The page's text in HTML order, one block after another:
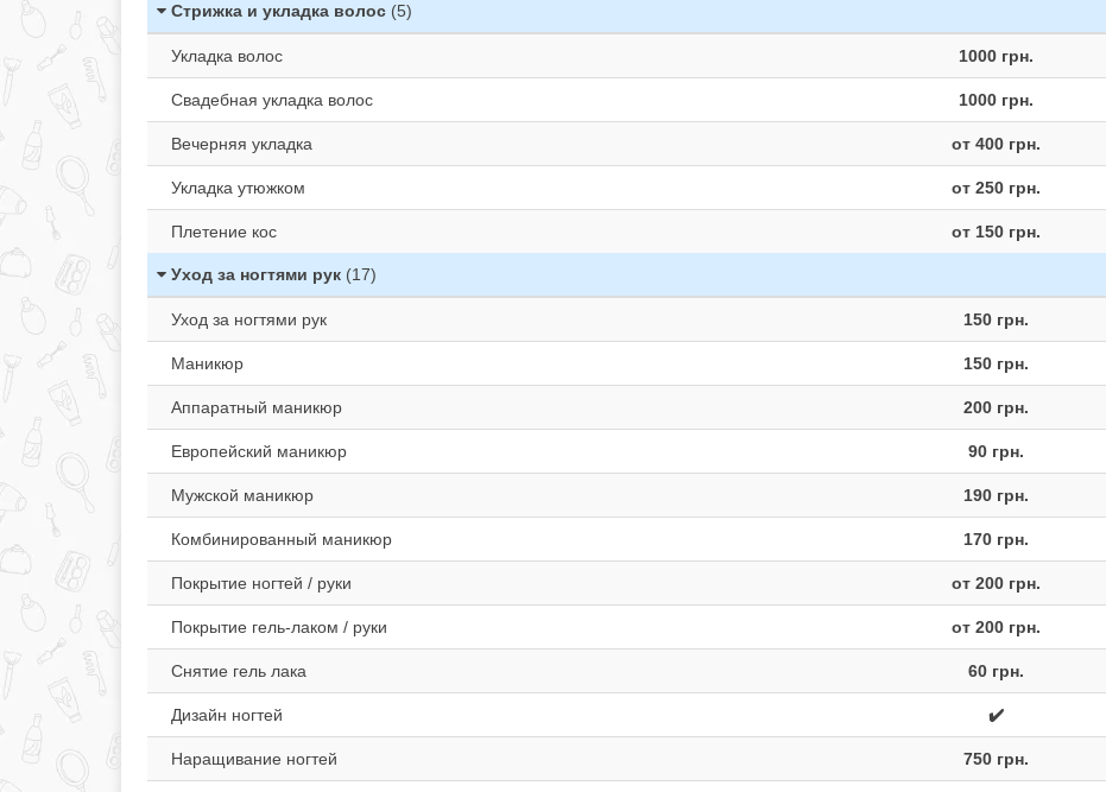
Стрижка и укладка волос (5)
Укладка волос 1000 грн.
Свадебная укладка волос 1000 грн.
Вечерняя укладка от 400 грн.
Укладка утюжком от 250 грн.
Плетение кос от 150 грн.
Уход за ногтями рук (17)
Уход за ногтями рук 150 грн.
Маникюр 150 грн.
Аппаратный маникюр 200 грн.
Европейский маникюр 90 грн.
Мужской маникюр 190 грн.
Комбинированный маникюр 170 грн.
Покрытие ногтей / руки от 200 грн.
Покрытие гель-лаком / руки от 200 грн.
Снятие гель лака 60 грн.
Дизайн ногтей ✔️
Наращивание ногтей 750 грн.